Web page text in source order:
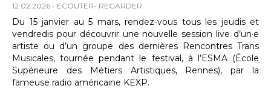
12.02.2026 ECOUTER REGARDER
Du 15 janvier au 5 mars, rendez-vous tous les jeudis et
vendredis pour découvrir une nouvelle session live d’un·e
artiste ou d’un groupe des dernières Rencontres Trans
Musicales, tournée pendant le festival, à l’ESMA (École
Supérieure des Métiers Artistiques, Rennes), par la
fameuse radio américaine KEXP.